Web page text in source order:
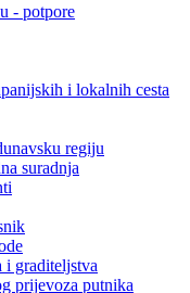
- potpore
i lokalnih cesta
regiju
suradnja
i graditeljstva
prijevoza putnika